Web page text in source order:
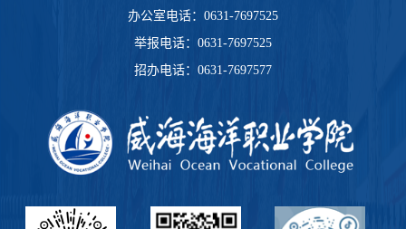
办公室电话：0631-7697525
举报电话：0631-7697525
招办电话：0631-7697577